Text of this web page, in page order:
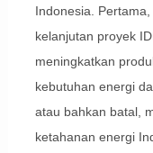
Indonesia.
kelanjutan proyek
meningkatkan
kebutuhan energi
atau bahkan batal,
ketahanan energi